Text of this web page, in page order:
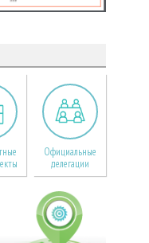
Официальные
делегации